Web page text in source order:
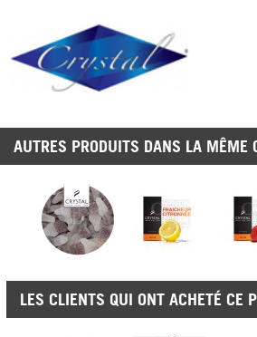
AUTRES PRODUITS DANS LA MÊME
LES CLIENTS QUI ONT ACHETÉ CE